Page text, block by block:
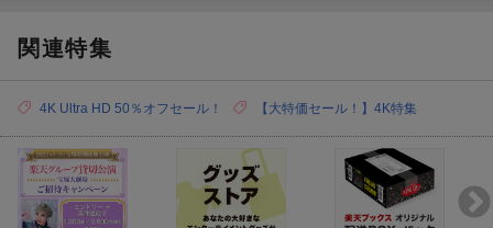
関連特集
4K Ultra HD 50％オフセール！ 【大特価セール！】4K特集